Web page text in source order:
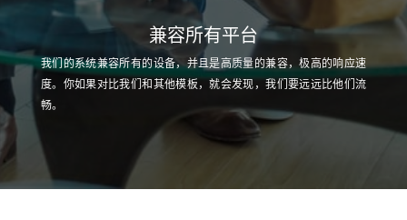
兼容所有平台
我们的系统兼容所有的设备，并且是高质量的兼容，极高的响应速
度。你如果对比我们和其他模板，就会发现，我们要远远比他们流
畅。